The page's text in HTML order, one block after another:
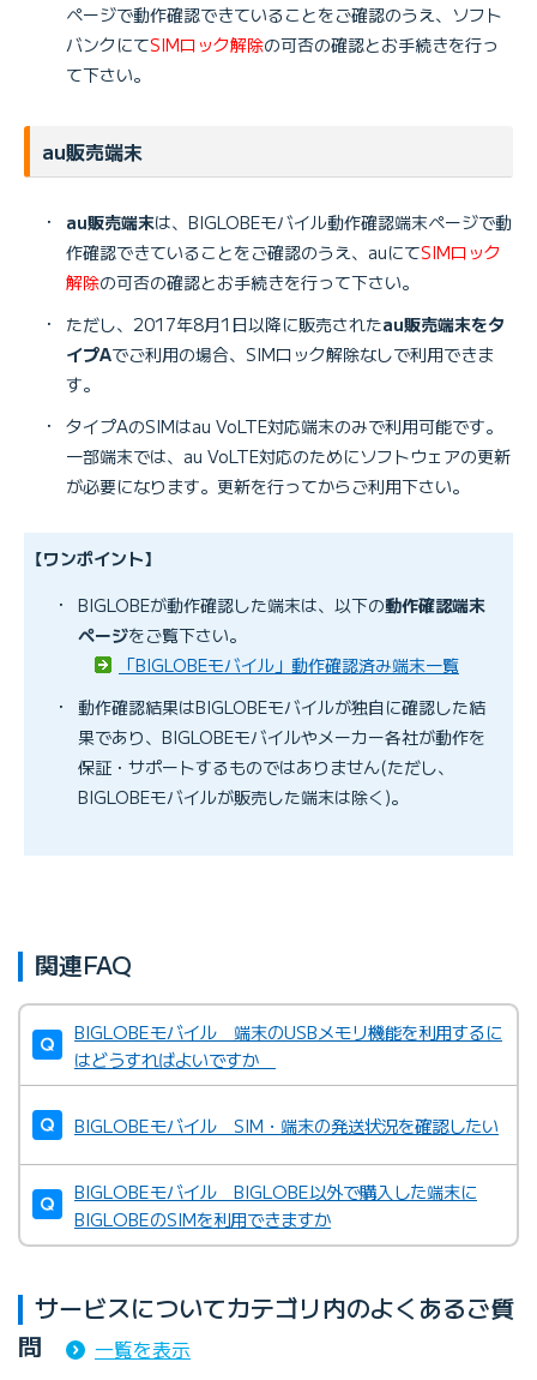
ページで動作確認できていることをご確認のうえ、ソフト
バンクにてSIMロック解除の可否の確認とお手続きを行っ
て下さい。
au販売端末
・ au販売端末は、BIGLOBEモバイル動作確認端末ページで動
作確認できていることをご確認のうえ、auにてSIMロック
解除の可否の確認とお手続きを行って下さい。
・
ただし、2017年8月1日以降に販売されたau販売端末をタ
イプAでご利用の場合、SIMロック解除なしで利用できま
す。
・
タイプAのSIMはau VoLTE対応端末のみで利用可能です。
一部端末では、au VoLTE対応のためにソフトウェアの更新
が必要になります。更新を行ってからご利用下さい。
【ワンポイント】
・
BIGLOBEが動作確認した端末は、以下の動作確認端末
ページをご覧下さい。
「BIGLOBEモバイル」動作確認済み端末一覧
・
動作確認結果はBIGLOBEモバイルが独自に確認した結
果であり、BIGLOBEモバイルやメーカー各社が動作を
保証・サポートするものではありません(ただし、
BIGLOBEモバイルが販売した端末は除く)。
関連FAQ
BIGLOBEモバイル 端末のUSBメモリ機能を利用するに
はどうすればよいですか
BIGLOBEモバイル SIM・端末の発送状況を確認したい
BIGLOBEモバイル BIGLOBE以外で購入した端末に
BIGLOBEのSIMを利用できますか
サービスについてカテゴリ内のよくあるご質
問
一覧を表示